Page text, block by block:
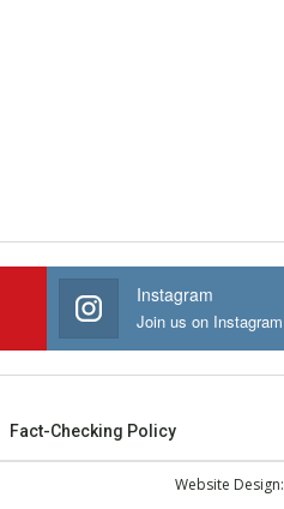
Instagram
Join us on Instagram
Fact-Checking Policy
Website Design: